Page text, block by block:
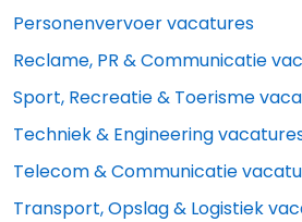
Personenvervoer vacatures
Reclame, PR & Communicatie
Sport, Recreatie & Toerisme
Techniek & Engineering
Telecom & Communicatie
Transport, Opslag & Logistiek